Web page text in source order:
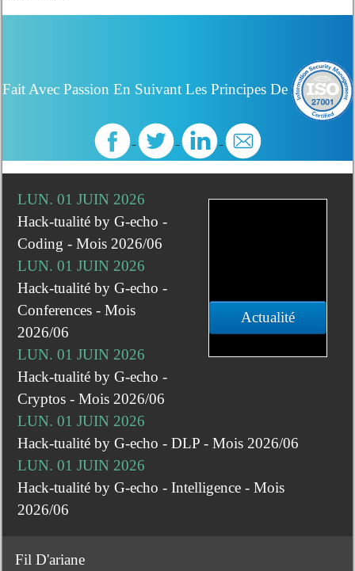
Fait Avec Passion En Suivant Les Principes De
Actualité
LUN. 01 JUIN 2026
Hack-tualité by G-echo -
Coding - Mois 2026/06
LUN. 01 JUIN 2026
Hack-tualité by G-echo -
Conferences - Mois
2026/06
LUN. 01 JUIN 2026
Hack-tualité by G-echo -
Cryptos - Mois 2026/06
LUN. 01 JUIN 2026
Hack-tualité by G-echo - DLP - Mois 2026/06
LUN. 01 JUIN 2026
Hack-tualité by G-echo - Intelligence - Mois
2026/06
Fil D'ariane